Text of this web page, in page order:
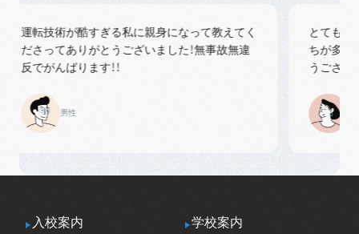
運転技術が酷すぎる私に親身になって教えてく
ださってありがとうございました！無事故無違
反でがんばります！！
男性
とても良い
ちが多い学
うございま
女性
入校案内 学校案内